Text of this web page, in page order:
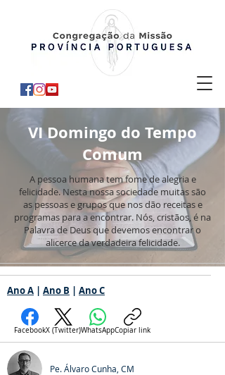
VI Domingo do Tempo
Comum
A pessoa humana tem fome de alegria e
felicidade. Nesta nossa sociedade muitas são
as pessoas e grupos que nos dão receitas e
programas para a encontrar. Nós, cristãos, é na
Palavra de Deus que devemos encontrar o
alicerce da verdadeira felicidade.
Ano A | Ano B | Ano C
FacebookX (Twitter)WhatsAppCopiar link
Pe. Álvaro Cunha, CM